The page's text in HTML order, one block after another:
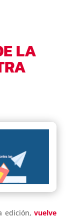
LA
edición,vuelve